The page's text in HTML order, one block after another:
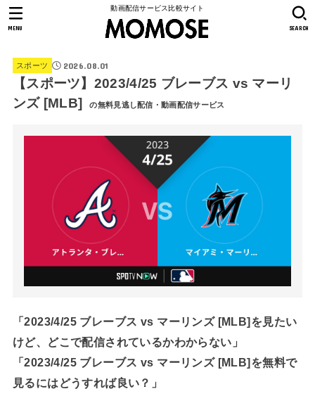
動画配信サービス比較サイト
SEARCH
MENU
スポーツ 2026.08.01
【スポーツ】2023/4/25 ブレーブス vs マーリ
ンズ [MLB]
の無料見逃し配信・動画配信サービス
「2023/4/25 ブレーブス vs マーリンズ [MLB]を見たい
けど、どこで配信されているかわからない」
「2023/4/25 ブレーブス vs マーリンズ [MLB]を無料で
見るにはどうすれば良い？」